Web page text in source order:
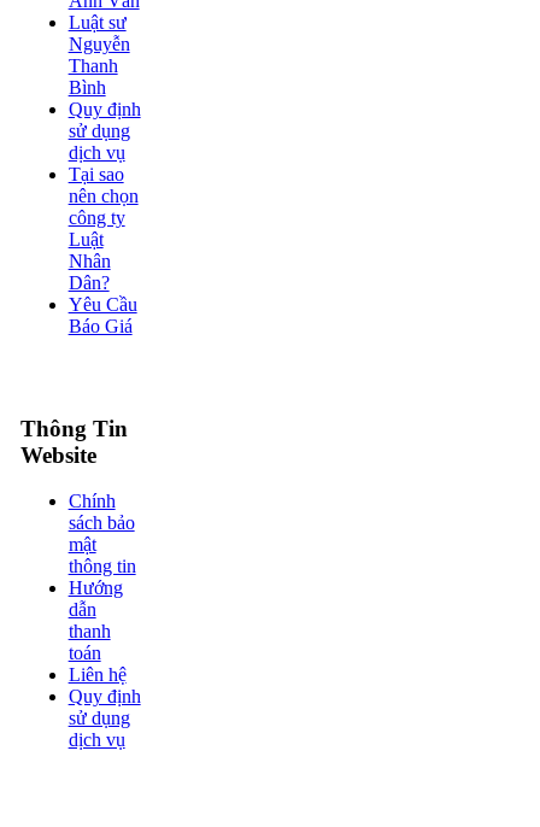
Luật sư
Nguyễn
Thanh
Bình
Quy định
sử dụng
dịch vụ
Tại sao
nên chọn
công ty
Luật
Nhân
Dân?
Yêu Cầu
Báo Giá
Thông Tin
Website
Chính
sách bảo
mật
thông tin
Hướng
dẫn
thanh
toán
Liên hệ
Quy định
sử dụng
dịch vụ